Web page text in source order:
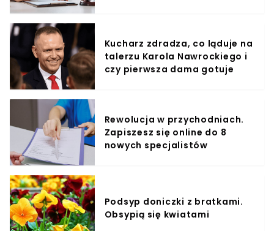
Kucharz zdradza, co ląduje na
talerzu Karola Nawrockiego i
czy pierwsza dama gotuje
Rewolucja w przychodniach.
Zapiszesz się online do 8
nowych specjalistów
Podsyp doniczki z bratkami.
Obsypią się kwiatami